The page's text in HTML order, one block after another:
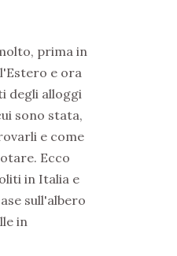
prima in
e ora
degli alloggi
sono stata,
e come
Ecco
in Italia e
sull'albero
in